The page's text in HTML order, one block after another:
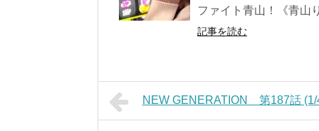
ファイト青山！《青山
記事を読む
NEW GENERATION 第187話 (1/